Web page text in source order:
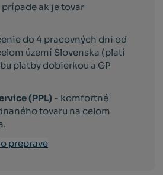
prípade ak je tovar
do 4 pracovných dni od
území Slovenska (platí
platby dobierkou a GP
(PPL) - komfortné
tovaru na celom
preprave